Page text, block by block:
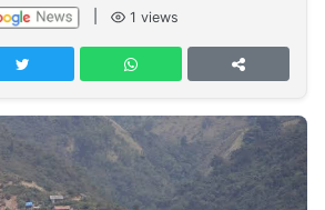
1 views